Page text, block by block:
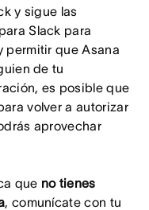
y sigue las
Slack para
permitir que Asana
de tu
es posible que
volver a autorizar
aprovechar
que no tienes
, comunícate con tu